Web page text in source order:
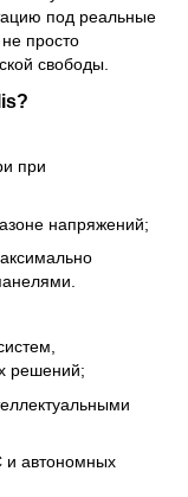
под реальные
просто
свободы.
при
напряжений;
решений;
и автономных